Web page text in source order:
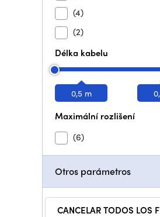
(4)
(2)
Délka kabelu
0,5 m
Maximální rozlišení
(6)
Otros parámetros
CANCELAR TODOS LOS